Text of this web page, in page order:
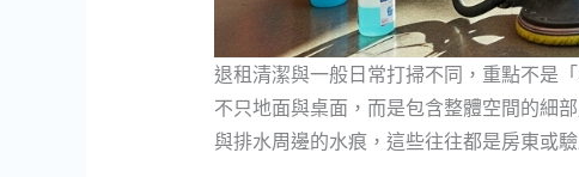
退租清潔與一般日常打掃不同，重點不是
不只地面與桌面，而是包含整體空間的細
與排水周邊的水痕，這些往往都是房東或